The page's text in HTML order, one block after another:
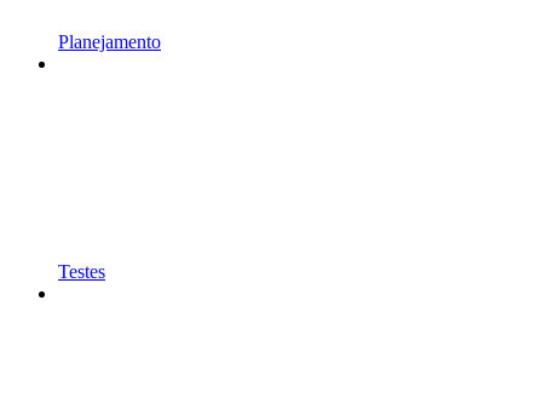
Planejamento
Testes